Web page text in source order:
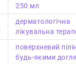
250 мл
дерматологічна
лікувальна
поверхневий
будь-якими